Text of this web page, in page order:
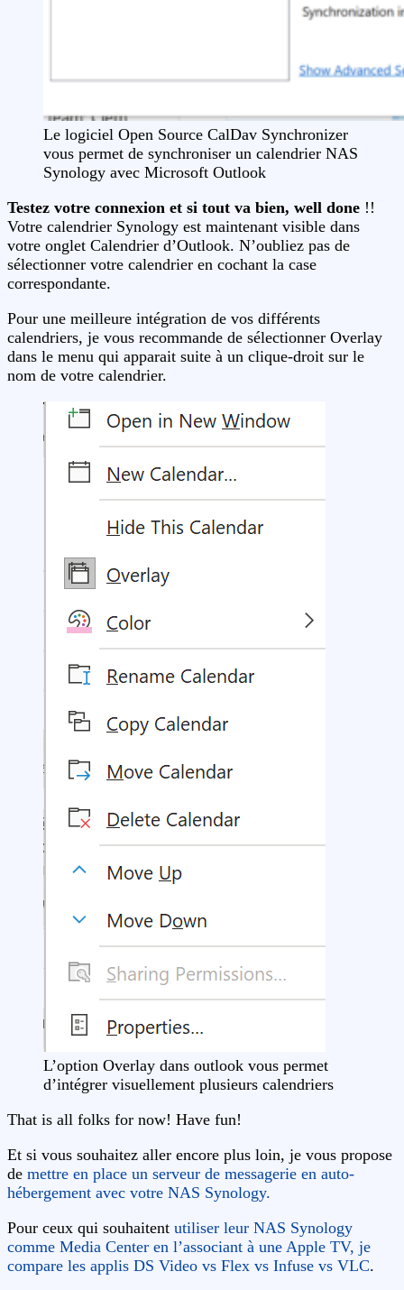
Le logiciel Open Source CalDav Synchronizer
vous permet de synchroniser un calendrier NAS
Synology avec Microsoft Outlook
Testez votre connexion et si tout va bien, well done !!
Votre calendrier Synology est maintenant visible dans
votre onglet Calendrier d’Outlook. N’oubliez pas de
sélectionner votre calendrier en cochant la case
correspondante.
Pour une meilleure intégration de vos différents
calendriers, je vous recommande de sélectionner Overlay
dans le menu qui apparait suite à un clique-droit sur le
nom de votre calendrier.
L’option Overlay dans outlook vous permet
d’intégrer visuellement plusieurs calendriers
That is all folks for now! Have fun!
Et si vous souhaitez aller encore plus loin, je vous propose
de mettre en place un serveur de messagerie en auto-
hébergement avec votre NAS Synology.
Pour ceux qui souhaitent utiliser leur NAS Synology
comme Media Center en l’associant à une Apple TV, je
compare les applis DS Video vs Flex vs Infuse vs VLC.